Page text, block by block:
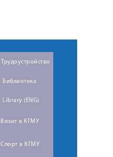
Трудоустройство
Библиотека
Library (ENG)
Визит в КГМУ
Спорт в КГМУ